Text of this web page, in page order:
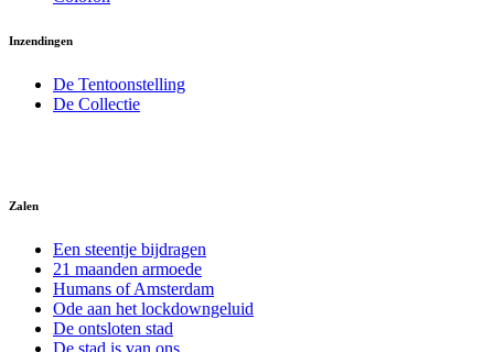
Inzendingen
De Tentoonstelling
De Collectie
Zalen
Een steentje bijdragen
21 maanden armoede
Humans of Amsterdam
Ode aan het lockdowngeluid
De ontsloten stad
De stad is van ons